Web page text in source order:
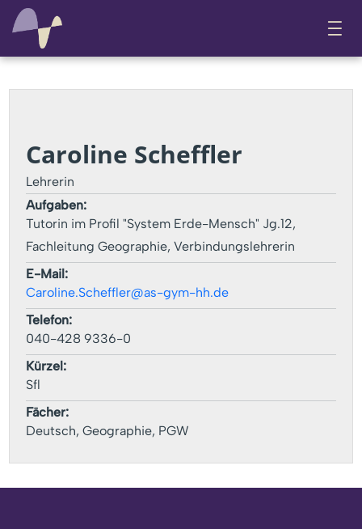
Caroline Scheffler
Lehrerin
Aufgaben:
Tutorin im Profil "System Erde-Mensch" Jg.12,
Fachleitung Geographie, Verbindungslehrerin
E-Mail:
Caroline.Scheffler@as-gym-hh.de
Telefon:
040-428 9336-0
Kürzel:
Sfl
Fächer:
Deutsch, Geographie, PGW